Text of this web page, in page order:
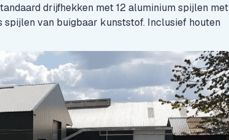
drijfhekken met 12 aluminium spijlen met
van buigbaar kunststof. Inclusief houten